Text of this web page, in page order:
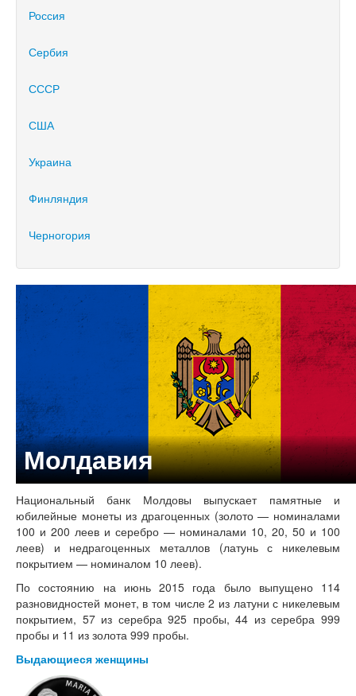
Россия
Сербия
СССР
США
Украина
Финляндия
Черногория
Молдавия
Национальный банк Молдовы выпускает памятные и
юбилейные монеты из драгоценных (золото — номиналами
100 и 200 леев и серебро — номиналами 10, 20, 50 и 100
леев) и недрагоценных металлов (латунь с никелевым
покрытием — номиналом 10 леев).
По состоянию на июнь 2015 года было выпущено 114
разновидностей монет, в том числе 2 из латуни с никелевым
покрытием, 57 из серебра 925 пробы, 44 из серебра 999
пробы и 11 из золота 999 пробы.
Выдающиеся женщины